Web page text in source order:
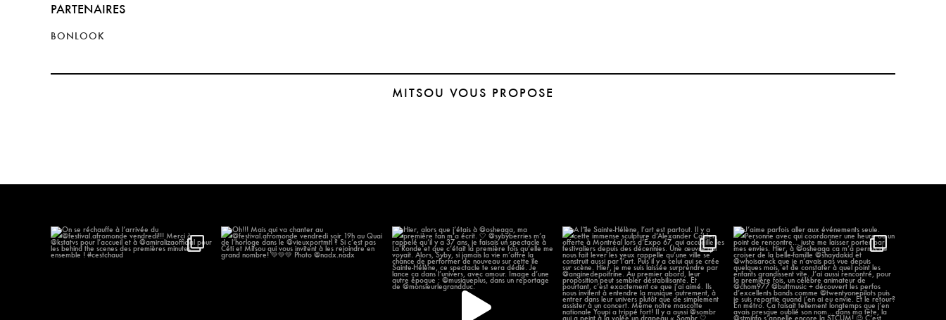
PARTENAIRES
BONLOOK
MITSOU VOUS PROPOSE
On se réchauffe à l’arrivée du...
Oh!!! Mais qui va chanter au
@festival.afromonde...
Hier, alors que j’étais à @osheaga, ma
première...
55 11
À l’île Sainte-Hélène, l’art est partout.
...
289 12
J’aime parfois aller aux événements
seule....
1276 58